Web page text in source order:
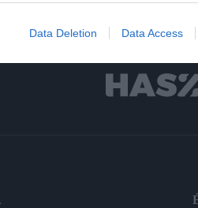
Data Deletion Data Access